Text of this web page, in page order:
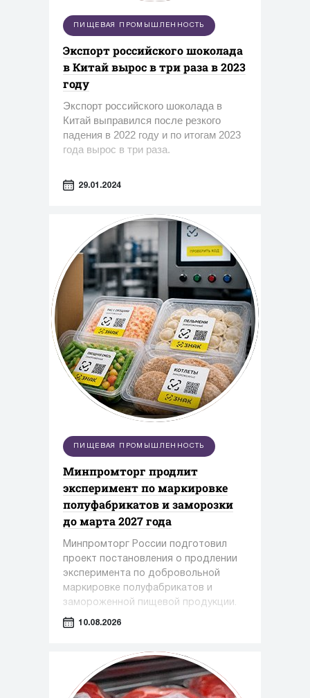
ПИЩЕВАЯ ПРОМЫШЛЕННОСТЬ
Экспорт российского шоколада
в Китай вырос в три раза в 2023
году
Экспорт российского шоколада в
Китай выправился после резкого
падения в 2022 году и по итогам 2023
года вырос в три раза.
29.01.2024
ПИЩЕВАЯ ПРОМЫШЛЕННОСТЬ
Минпромторг продлит
эксперимент по маркировке
полуфабрикатов и заморозки
до марта 2027 года
Минпромторг России подготовил
проект постановления о продлении
эксперимента по добровольной
маркировке полуфабрикатов и
замороженной пищевой продукции.
10.08.2026